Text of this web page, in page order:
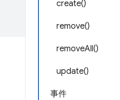
create()
remove()
removeAll()
update()
事件